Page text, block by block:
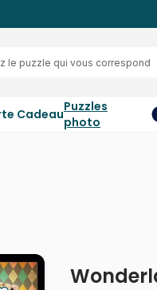
CadeauPuzzles
photo